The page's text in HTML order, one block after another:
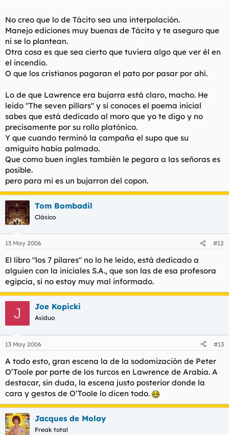
medio de habitantes), prender fuego a la ciudad para culparles
a ellos era evidentemente absurdo, una falacia histórica
inventada por los cristianos para vender su papel de mártires,
con toda seguridad Nerón nisiquiera sabía de su existencia, sí,
fueron interpolaciones, no conozco ningún historiador serio
que le acuse a él.
Lawrence de Arabia dedicó su libro (creo que los 7 pilares del
durante una expedición arqueológica a ese país, y de la que
estuvo perdidamente enamorado (y que fue quien le informó
sobre el nacionalismo árabe, lo cual le llevó a plantarse la
posibilidad de utilizarlo contra los turcos.)
Las cartas de amor que le dirigió a la profesora hasta el final
de sus días aún se conservan y dejan pocas dudas al respecto
de su devoción por ella, si aparte de eso se dejó petar el orto
en alguna ocasión, o si eso es sólo una leyenda se podría
discutir, pero su atracción hacia las mujeres (aquella en
concreto) es evidente.
No creo que lo de Tácito sea una interpolación.
Manejo ediciones muy buenas de Tácito y te aseguro que
ni se lo plantean.
Otra cosa es que sea cierto que tuviera algo que ver él en
el incendio.
O que los cristianos pagaran el pato por pasar por ahí.
Lo de que Lawrence era bujarra está claro, macho. He
leido "The seven pillars" y si conoces el poema inicial
sabes que está dedicado al moro que yo te digo y no
precisamente por su rollo platónico.
Y que cuando terminó la campaña el supo que su
amiguito habia palmado.
Que como buen ingles también le pegara a las señoras es
posible.
pero para mi es un bujarron del copon.
Tom Bombadil
Clásico
13 May 2006 #12
El libro "los 7 pilares" no lo he leido, está dedicado a
alguien con la iniciales S.A., que son las de esa profesora
egipcia, si no estoy muy mal informado.
J Joe Kopicki
Asiduo
13 May 2006 #13
A todo esto, gran escena la de la sodomización de Peter
O’Toole por parte de los turcos en Lawrence de Arabia. A
destacar, sin duda, la escena justo posterior donde la
cara y gestos de O’Toole lo dicen todo.
Jacques de Molay
Freak total